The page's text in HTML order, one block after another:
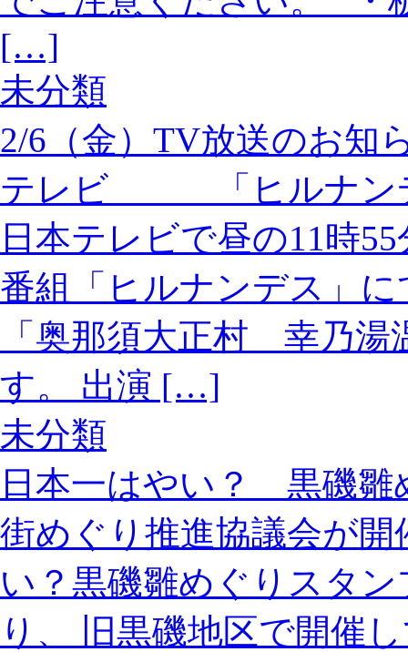
[…]
未分類
2/6（金）TV放送のお
テレビ 「ヒルナン
日本テレビで昼の11時
番組「ヒルナンデス」
「奥那須大正村 幸乃湯
す。 出演 […]
未分類
日本一はやい？ 黒磯雛
街めぐり推進協議会が
い？黒磯雛めぐりスタ
り、 旧黒磯地区で開催